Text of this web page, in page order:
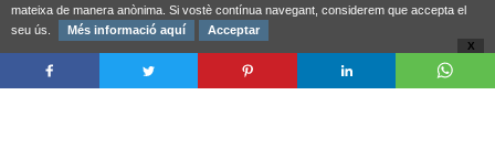
mateixa de manera anònima. Si vostè contínua navegant, considerem que accepta el
seu ús.
Més informació aquí Acceptar
X